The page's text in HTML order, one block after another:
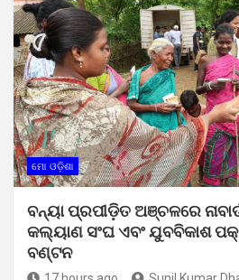
ମୋ ଓଡ଼ିଶା
ବନ୍ୟା ପ୍ରପୀଡ଼ିତ ଅଞ୍ଚଳରେ
କଲ୍ୟାଣ ସଂଘ ଏବଂ ଯୁବବିକାଶ
ବଣ୍ଟନ